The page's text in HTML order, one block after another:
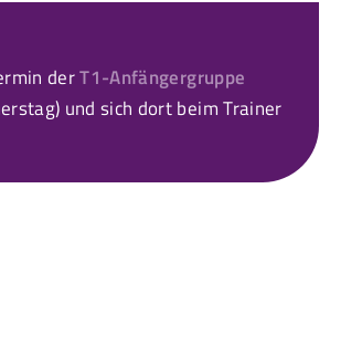
derT1-Anfängergruppe
und sich dort beim Trainer